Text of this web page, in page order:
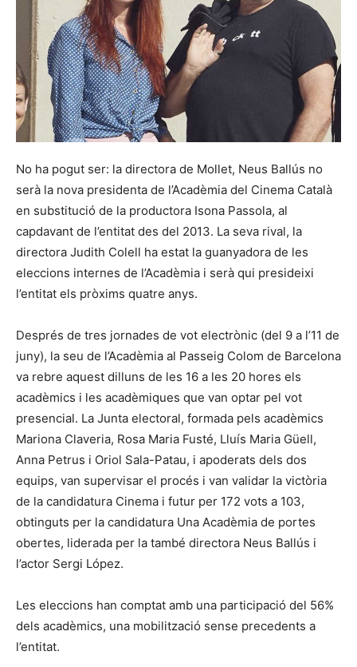
No ha pogut ser: la directora de Mollet, Neus Ballús no
serà la nova presidenta de l’Acadèmia del Cinema Català
en substitució de la productora Isona Passola, al
capdavant de l’entitat des del 2013. La seva rival, la
directora Judith Colell ha estat la guanyadora de les
eleccions internes de l’Acadèmia i serà qui presideixi
l’entitat els pròxims quatre anys.
Després de tres jornades de vot electrònic (del 9 a l’11 de
juny), la seu de l’Acadèmia al Passeig Colom de Barcelona
va rebre aquest dilluns de les 16 a les 20 hores els
acadèmics i les acadèmiques que van optar pel vot
presencial. La Junta electoral, formada pels acadèmics
Mariona Claveria, Rosa Maria Fusté, Lluís Maria Güell,
Anna Petrus i Oriol Sala-Patau, i apoderats dels dos
equips, van supervisar el procés i van validar la victòria
de la candidatura Cinema i futur per 172 vots a 103,
obtinguts per la candidatura Una Acadèmia de portes
obertes, liderada per la també directora Neus Ballús i
l’actor Sergi López.
Les eleccions han comptat amb una participació del 56%
dels acadèmics, una mobilització sense precedents a
l’entitat.